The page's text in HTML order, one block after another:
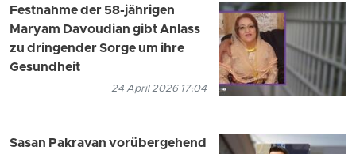
Festnahme der 58-jährigen
Maryam Davoudian gibt Anlass
zu dringender Sorge um ihre
Gesundheit
24 April 2026 17:04
Sasan Pakravan vorübergehend